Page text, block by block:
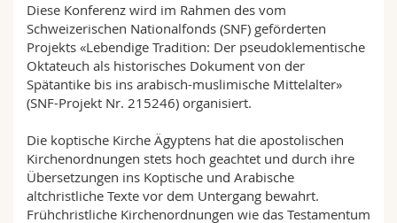
Diese Konferenz wird im Rahmen des vom
Schweizerischen Nationalfonds (SNF) geförderten
Projekts «Lebendige Tradition: Der pseudoklementische
Oktateuch als historisches Dokument von der
Spätantike bis ins arabisch-muslimische Mittelalter»
(SNF-Projekt Nr. 215246) organisiert.
Die koptische Kirche Ägyptens hat die apostolischen
Kirchenordnungen stets hoch geachtet und durch ihre
Übersetzungen ins Koptische und Arabische
altchristliche Texte vor dem Untergang bewahrt.
Frühchristliche Kirchenordnungen wie das Testamentum